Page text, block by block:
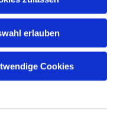
erlauben
Cookies